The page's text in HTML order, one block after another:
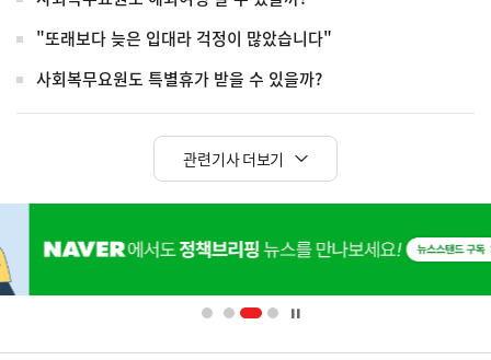
"또래보다 늦은 입대라 걱정이 많았습니다"
사회복무요원도 특별휴가 받을 수 있을까?
관련기사 더보기
단
배
영